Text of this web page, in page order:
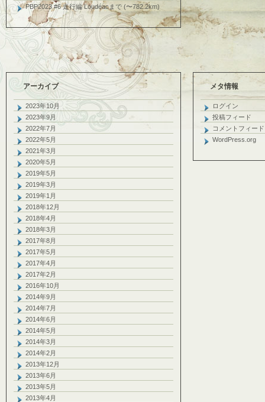
PBP2023 #6 走行編 Loudéacまで (〜782.2km)
アーカイブ
2023年10月
2023年9月
2022年7月
2022年5月
2021年3月
2020年5月
2019年5月
2019年3月
2019年1月
2018年12月
2018年4月
2018年3月
2017年8月
2017年5月
2017年4月
2017年2月
2016年10月
2014年9月
2014年7月
2014年6月
2014年5月
2014年3月
2014年2月
2013年12月
2013年6月
2013年5月
2013年4月
メタ情報
ログイン
投稿フィード
コメントフィード
WordPress.org